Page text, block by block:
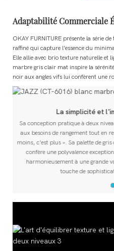
Adaptabilité Commerciale
OKAY FURNITURE présente la série
raffiné qui capture l'essence du
Elle allie avec brio texture naturelle et
marbre gris clair mat inspire la
noir aux angles vifs lui confèrent une
La simplicité et
Sa conception pratique à deux
aux besoins de rangement tout en
moins, c'est plus ». Sa palette de
confère une polyvalence
harmonieusement à une grande
touche de